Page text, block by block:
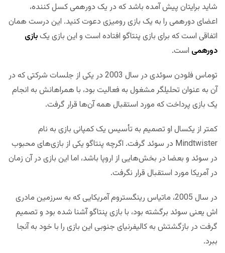
شاید برایتان پیش آمده باشد که در یک دورهمی کسل کننده،
اعضای دورهمی را به یک بازی رومیزی دعوت کنید. این درست همان
اتفاقی است که برای بازی پنتاگو افتاده است و این بازی یکبازی
دورهمی است.
توماس فلودن سوئدی در سال 2003 در یکی از جلسات شرکتی که در
آن به عنوان تحلیلگر مشغول به فعالیت بود، با همراهانش به انجام
یک بازی پرداخت که مورد استقبال همه آن‌ها قرار گرفت.
کمتر از یکسال او تصمیم به تأسیس یک کمپانی بازی به نام
Mindtwister در سوئد گرفت. اگرچه پنتاگو یکی از بازی‌های محبوب
در سوئد و بعضا در بخش‌هایی از اروپا باشد، اما این بازی در آن زمان
در آمریکا مورد استقبال قرار نگرفت.
در سال 2005، ماتیاس رینگستروم آمریکایی که به سرزمین مادری
اش یعنی سوئد برگشته بود، با بازی پنتاگو آشنا شده بود و تصمیم
گرفت در بازگشتش به کالیفرنیای جنوبی این بازی را با خود به آنجا
ببرد.